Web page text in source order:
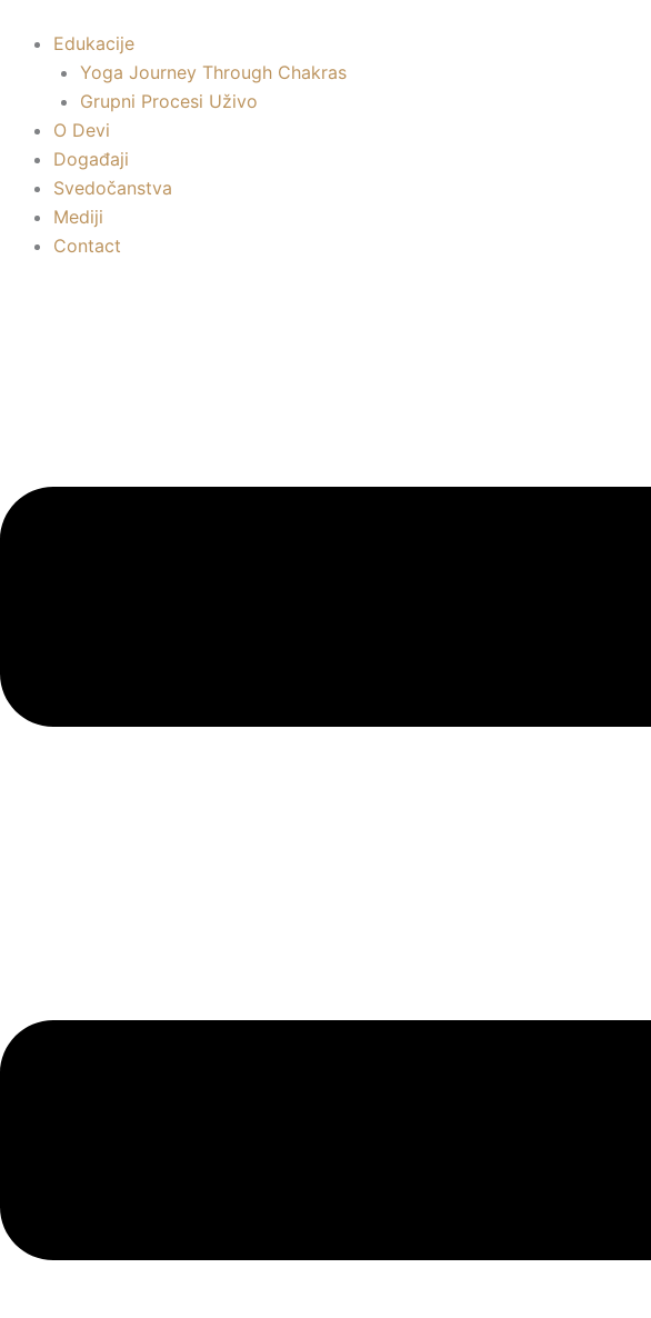
садржај
Edukacije
Yoga Journey Through Chakras
Grupni Procesi Uživo
O Devi
Događaji
Svedočanstva
Mediji
Contact